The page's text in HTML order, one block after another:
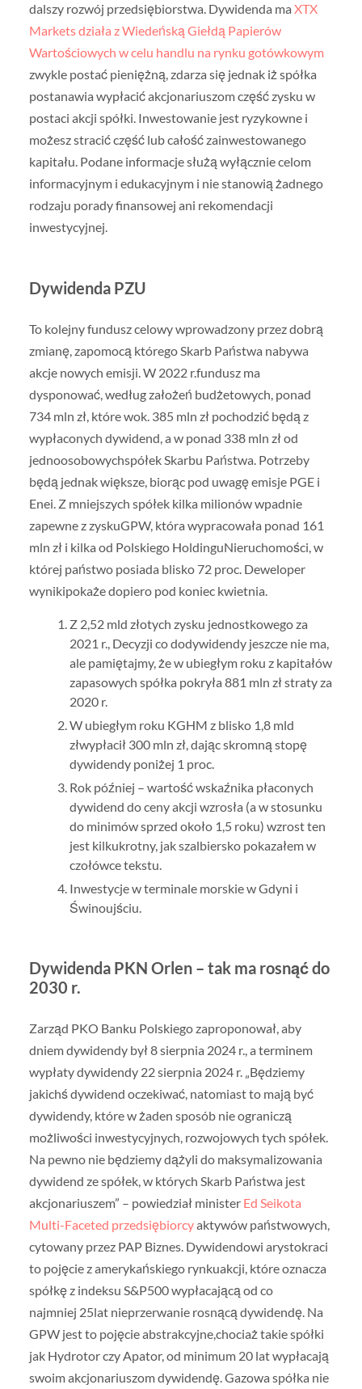
dalszy rozwój przedsiębiorstwa. Dywidenda ma XTX
Markets działa z Wiedeńską Giełdą Papierów
Wartościowych w celu handlu na rynku gotówkowym
zwykle postać pieniężną, zdarza się jednak iż spółka
postanawia wypłacić akcjonariuszom część zysku w
postaci akcji spółki. Inwestowanie jest ryzykowne i
możesz stracić część lub całość zainwestowanego
kapitału. Podane informacje służą wyłącznie celom
informacyjnym i edukacyjnym i nie stanowią żadnego
rodzaju porady finansowej ani rekomendacji
inwestycyjnej.
Dywidenda PZU
To kolejny fundusz celowy wprowadzony przez dobrą
zmianę, zapomocą którego Skarb Państwa nabywa
akcje nowych emisji. W 2022 r.fundusz ma
dysponować, według założeń budżetowych, ponad
734 mln zł, które wok. 385 mln zł pochodzić będą z
wypłaconych dywidend, a w ponad 338 mln zł od
jednoosobowychspółek Skarbu Państwa. Potrzeby
będą jednak większe, biorąc pod uwagę emisje PGE i
Enei. Z mniejszych spółek kilka milionów wpadnie
zapewne z zyskuGPW, która wypracowała ponad 161
mln zł i kilka od Polskiego HoldinguNieruchomości, w
której państwo posiada blisko 72 proc. Deweloper
wynikipokaże dopiero pod koniec kwietnia.
Z 2,52 mld złotych zysku jednostkowego za
2021 r., Decyzji co dodywidendy jeszcze nie ma,
ale pamiętajmy, że w ubiegłym roku z kapitałów
zapasowych spółka pokryła 881 mln zł straty za
2020 r.
W ubiegłym roku KGHM z blisko 1,8 mld
złwypłacił 300 mln zł, dając skromną stopę
dywidendy poniżej 1 proc.
Rok później – wartość wskaźnika płaconych
dywidend do ceny akcji wzrosła (a w stosunku
do minimów sprzed około 1,5 roku) wzrost ten
jest kilkukrotny, jak szalbiersko pokazałem w
czołówce tekstu.
Inwestycje w terminale morskie w Gdyni i
Świnoujściu.
Dywidenda PKN Orlen – tak ma rosnąć do
2030 r.
Zarząd PKO Banku Polskiego zaproponował, aby
dniem dywidendy był 8 sierpnia 2024 r., a terminem
wypłaty dywidendy 22 sierpnia 2024 r. „Będziemy
jakichś dywidend oczekiwać, natomiast to mają być
dywidendy, które w żaden sposób nie ograniczą
możliwości inwestycyjnych, rozwojowych tych spółek.
Na pewno nie będziemy dążyli do maksymalizowania
dywidend ze spółek, w których Skarb Państwa jest
akcjonariuszem” – powiedział minister Ed Seikota
Multi-Faceted przedsiębiorcyaktywów państwowych,
cytowany przez PAP Biznes. Dywidendowi arystokraci
to pojęcie z amerykańskiego rynkuakcji, które oznacza
spółkę z indeksu S&P500 wypłacającą od co
najmniej 25lat nieprzerwanie rosnącą dywidendę. Na
GPW jest to pojęcie abstrakcyjne,chociaż takie spółki
jak Hydrotor czy Apator, od minimum 20 lat wypłacają
swoim akcjonariuszom dywidendę. Gazowa spółka nie